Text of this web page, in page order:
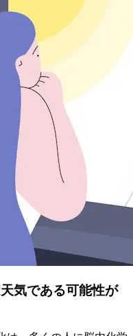
気である可能性が